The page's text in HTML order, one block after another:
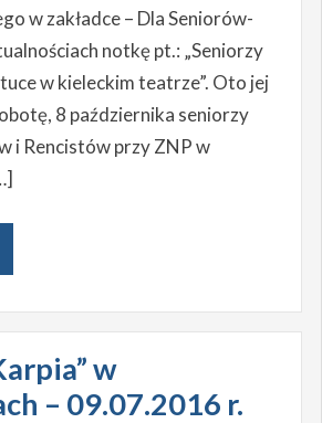
w zakładce – Dla Seniorów-
notkę pt.: „Seniorzy
w kieleckim teatrze”. Oto jej
8 października seniorzy
i Rencistów przy ZNP w
w
– 09.07.2016 r.